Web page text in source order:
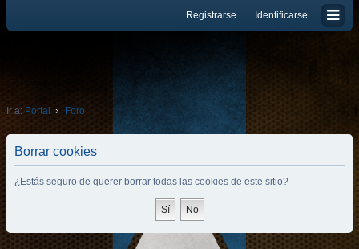
Identificarse
Registrarse
Ir a: Portal Foro
Borrar cookies
¿Estás seguro de querer borrar todas las cookies de este sitio?